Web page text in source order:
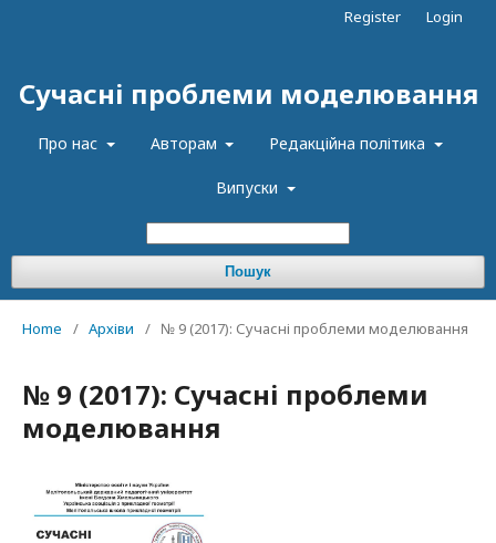
Сучасні проблеми моделювання
Про нас Авторам Редакційна політика
Випуски
Пошук
Register Login
Home / Архіви / № 9 (2017): Сучасні проблеми моделювання
№ 9 (2017): Сучасні проблеми
моделювання